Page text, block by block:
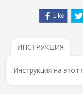
Like
ИНСТРУКЦИЯ
Инструкция на этот